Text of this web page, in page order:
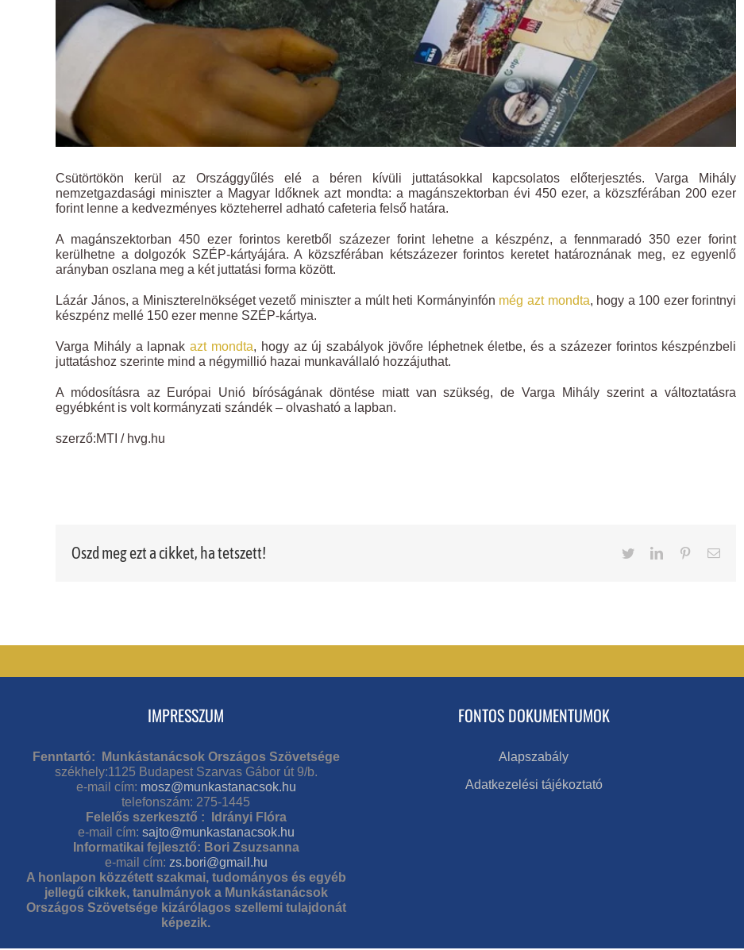
Csütörtökön kerül az Országgyűlés elé a béren kívüli juttatásokkal kapcsolatos előterjesztés. Varga Mihály
nemzetgazdasági miniszter a Magyar Időknek azt mondta: a magánszektorban évi 450 ezer, a közszférában 200 ezer
forint lenne a kedvezményes közteherrel adható cafeteria felső határa.
A magánszektorban 450 ezer forintos keretből százezer forint lehetne a készpénz, a fennmaradó 350 ezer forint
kerülhetne a dolgozók SZÉP-kártyájára. A közszférában kétszázezer forintos keretet határoznának meg, ez egyenlő
arányban oszlana meg a két juttatási forma között.
Lázár János, a Miniszterelnökséget vezető miniszter a múlt heti Kormányinfón még azt mondta, hogy a 100 ezer forintnyi
készpénz mellé 150 ezer menne SZÉP-kártya.
Varga Mihály a lapnakazt mondta, hogy az új szabályok jövőre léphetnek életbe, és a százezer forintos készpénzbeli
juttatáshoz szerinte mind a négymillió hazai munkavállaló hozzájuthat.
A módosításra az Európai Unió bíróságának döntése miatt van szükség, de Varga Mihály szerint a változtatásra
egyébként is volt kormányzati szándék – olvasható a lapban.
szerző:MTI / hvg.hu
Oszd meg ezt a cikket, ha tetszett! TwitterLinkedInPinterestEmail
IMPRESSZUM
Fenntartó: Munkástanácsok Országos Szövetsége
székhely:1125 Budapest Szarvas Gábor út 9/b.
e-mail cím: mosz@munkastanacsok.hu
telefonszám: 275-1445
Felelős szerkesztő : Idrányi Flóra
e-mail cím: sajto@munkastanacsok.hu
Informatikai fejlesztő: Bori Zsuzsanna
e-mail cím: zs.bori@gmail.hu
A honlapon közzétett szakmai, tudományos és egyéb
jellegű cikkek, tanulmányok a Munkástanácsok
Országos Szövetsége kizárólagos szellemi tulajdonát
képezik.
FONTOS DOKUMENTUMOK
Alapszabály
Adatkezelési tájékoztató